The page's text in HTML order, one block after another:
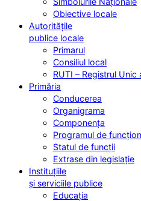
Obiective locale
Autoritățile
publice locale
Primarul
Consiliul local
RUTI – Registrul
Primăria
Conducerea
Organigrama
Componența
Programul de
Statul de funcții
Extrase din legislație
Instituțiile
și serviciile publice
Educația